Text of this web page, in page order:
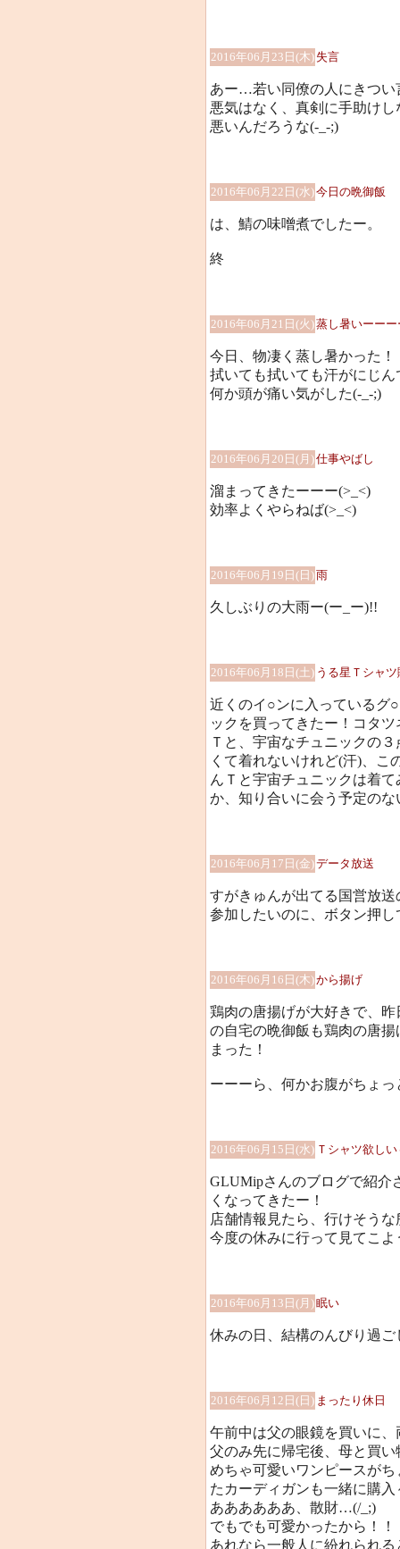
2016年06月23日(木) 失言
あー…若い同僚の人にきつ
悪気はなく、真剣に手助け
悪いんだろうな(-_-;)
2016年06月22日(水)今日の晩御飯
は、鯖の味噌煮でしたー。
終
2016年06月21日(火)蒸し暑いーー
今日、物凄く蒸し暑かった！
拭いても拭いても汗がにじん
何か頭が痛い気がした(-_-;)
2016年06月20日(月)仕事やばし
溜まってきたーーー(>_<)
効率よくやらねば(>_<)
2016年06月19日(日)雨
久しぶりの大雨ー(ー_ー)!!
2016年06月18日(土) うる星Ｔシャ
近くのイ○ンに入っているグ
ックを買ってきたー！コタ
Ｔと、宇宙なチュニックの
くて着れないけれど(汗)、こ
んＴと宇宙チュニックは着
か、知り合いに会う予定の
2016年06月17日(金)データ放送
すがきゅんが出てる国営放
参加したいのに、ボタン押
2016年06月16日(木)から揚げ
鶏肉の唐揚げが大好きで、
の自宅の晩御飯も鶏肉の唐
まった！
ーーーら、何かお腹がちょ
2016年06月15日(水) Ｔシャツ欲しい
GLUMipさんのブログで紹介
くなってきたー！
店舗情報見たら、行けそう
今度の休みに行って見てこよ
2016年06月13日(月)眠い
休みの日、結構のんびり過
2016年06月12日(日) まったり休日
午前中は父の眼鏡を買いに
父のみ先に帰宅後、母と買い
めちゃ可愛いワンピースが
たカーディガンも一緒に購入
ああああああ、散財…(/_;)
でもでも可愛かったから！！
あれなら一般人に紛れられ